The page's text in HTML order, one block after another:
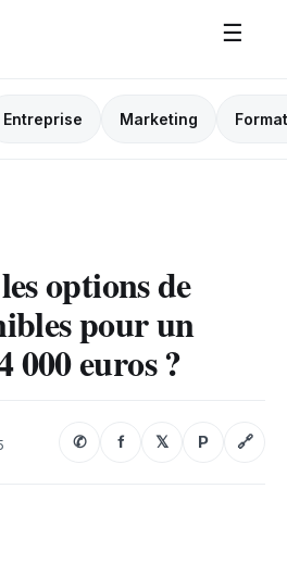
☰
Entreprise Marketing
options de
pour un
000 euros ?​
✆ f 𝕏 P 🔗